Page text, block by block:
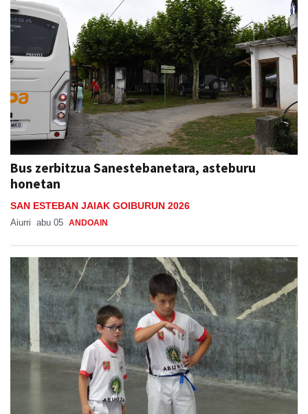
Bus zerbitzua Sanestebanetara, asteburu
honetan
SAN ESTEBAN JAIAK GOIBURUN 2026
Aiurri abu 05 ANDOAIN